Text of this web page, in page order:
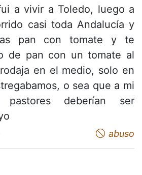
a vivir a Toledo, luego a
casi toda Andalucía y
pan con tomate y te
de pan con un tomate al
en el medio, solo en
o sea que a mi
pastores deberían ser
not appreciate abuso